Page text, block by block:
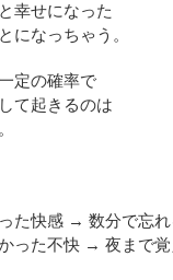
幸せになった
になっちゃう。
定の確率で
て起きるのは
た快感 → 数分で忘れ
った不快 → 夜まで覚